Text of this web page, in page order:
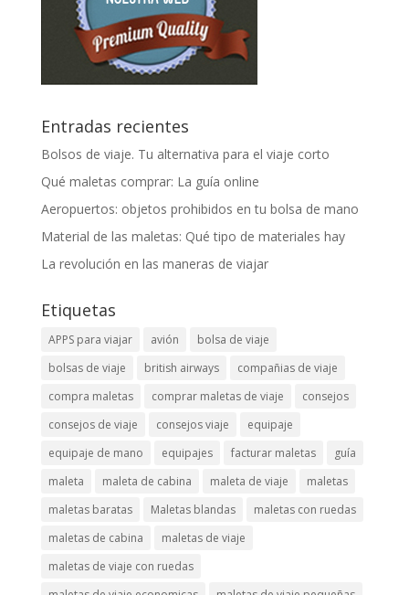
Entradas recientes
Bolsos de viaje. Tu alternativa para el viaje corto
Qué maletas comprar: La guía online
Aeropuertos: objetos prohibidos en tu bolsa de mano
Material de las maletas: Qué tipo de materiales hay
La revolución en las maneras de viajar
Etiquetas
APPS para viajar avión
bolsa de viaje
bolsas de viaje
british airways
compañias de viaje
compra maletas
comprar maletas de viaje
consejos
consejos de viaje
consejos viaje
equipaje
equipaje de mano
equipajes facturar maletas
guía
maleta
maleta de cabina maleta de viaje
maletas
maletas baratas
Maletas blandas
maletas con ruedas
maletas de cabina
maletas de viaje
maletas de viaje con ruedas